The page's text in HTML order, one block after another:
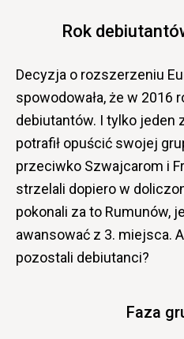
Rok
Decyzja o rozszerzeniu
spowodowała, że w 2016
debiutantów. I tylko jeden
potrafił opuścić swojej
przeciwko Szwajcarom i
strzelali dopiero w
pokonali za to Rumunów,
awansować z 3. miejsca.
pozostali debiutanci?
Faza